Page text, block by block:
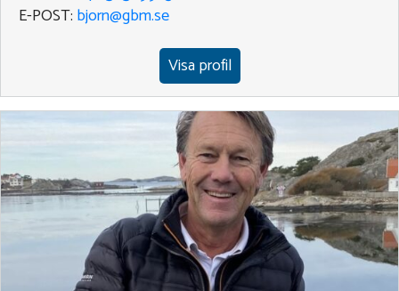
E-POST: bjorn@gbm.se
Visa profil